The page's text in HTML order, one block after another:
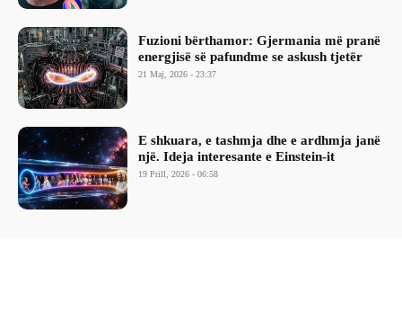
Fuzioni bërthamor: Gjermania më pranë
energjisë së pafundme se askush tjetër
21 Maj, 2026 - 23:37
E shkuara, e tashmja dhe e ardhmja janë
një. Ideja interesante e Einstein-it
19 Prill, 2026 - 06:58